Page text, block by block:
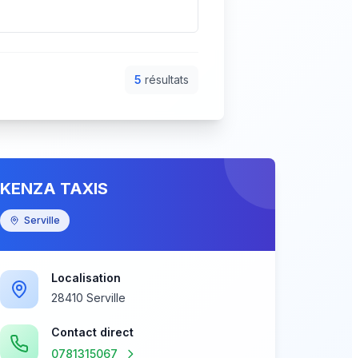
5 résultats
KENZA TAXIS
Serville
Localisation
28410 Serville
Contact direct
0781315067